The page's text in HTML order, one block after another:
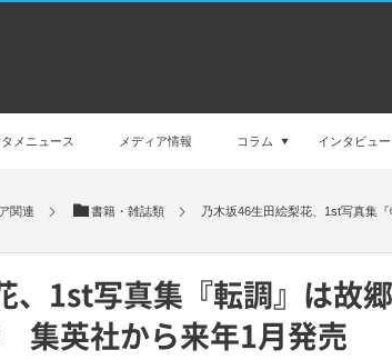
メニュース メディア情報 コラム インタビュー
関連 書籍・雑誌類 乃木坂46生田絵梨花、1st写真集
、1st写真集『転調』は故
集英社から来年1月発売